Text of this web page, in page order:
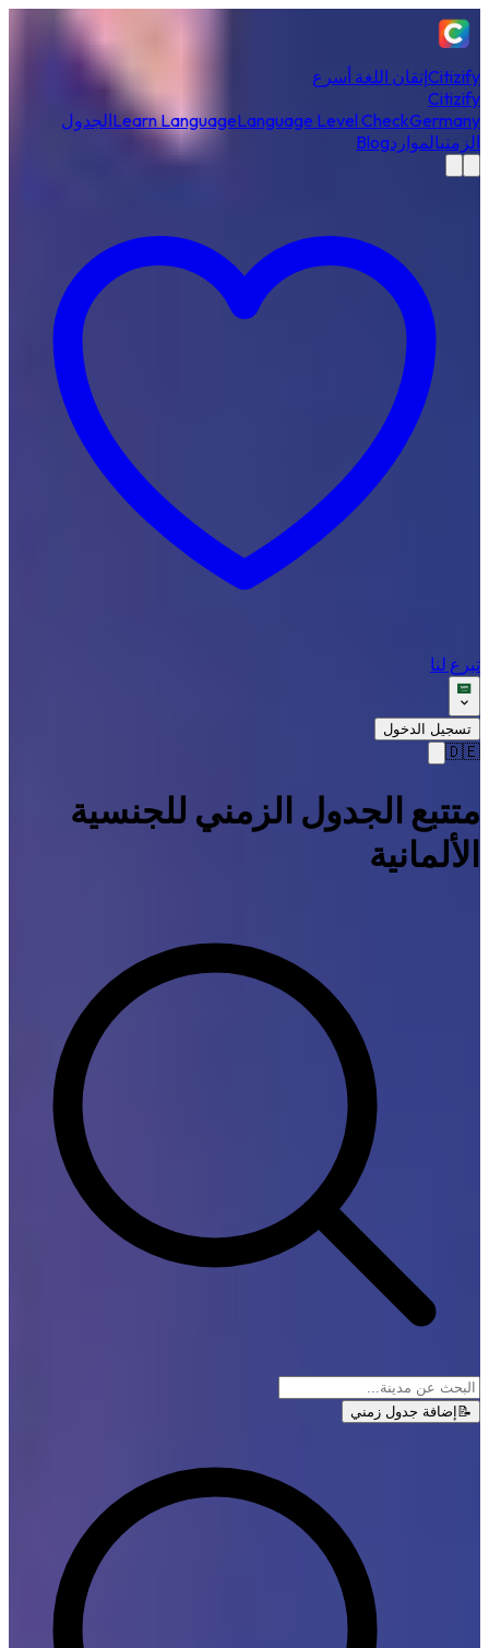
Citizifyإتقان اللغة أسرع
Citizify
Learn LanguageLanguage Level CheckGermany
الجدول
الزمنيالمواردBlog
تبرع لنا
تسجيل الدخول
🇩🇪
متتبع الجدول الزمني للجنسية
الألمانية
📝 إضافة جدول زمني